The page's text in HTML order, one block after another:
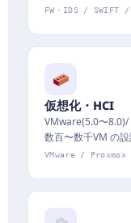
FW・IDS / SWIFT /
仮想化・HCI
VMware(5.0〜8.0)/
数百〜数千VM の設
VMware / Proxmox